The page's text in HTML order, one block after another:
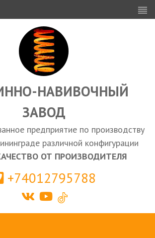
ИНВЕСТОРАМ
ПРОЕКТИРОВАНИЕ
ЭКСПОРТ
ЗАКУПКИ
КАЛЬКУЛЯТОР ПРУЖИН
Калининград
НАВИВОЧНЫЙ
ЗАВОД
предприятие по производству
различной конфигурации
ОТ ПРОИЗВОДИТЕЛЯ
+74012795788